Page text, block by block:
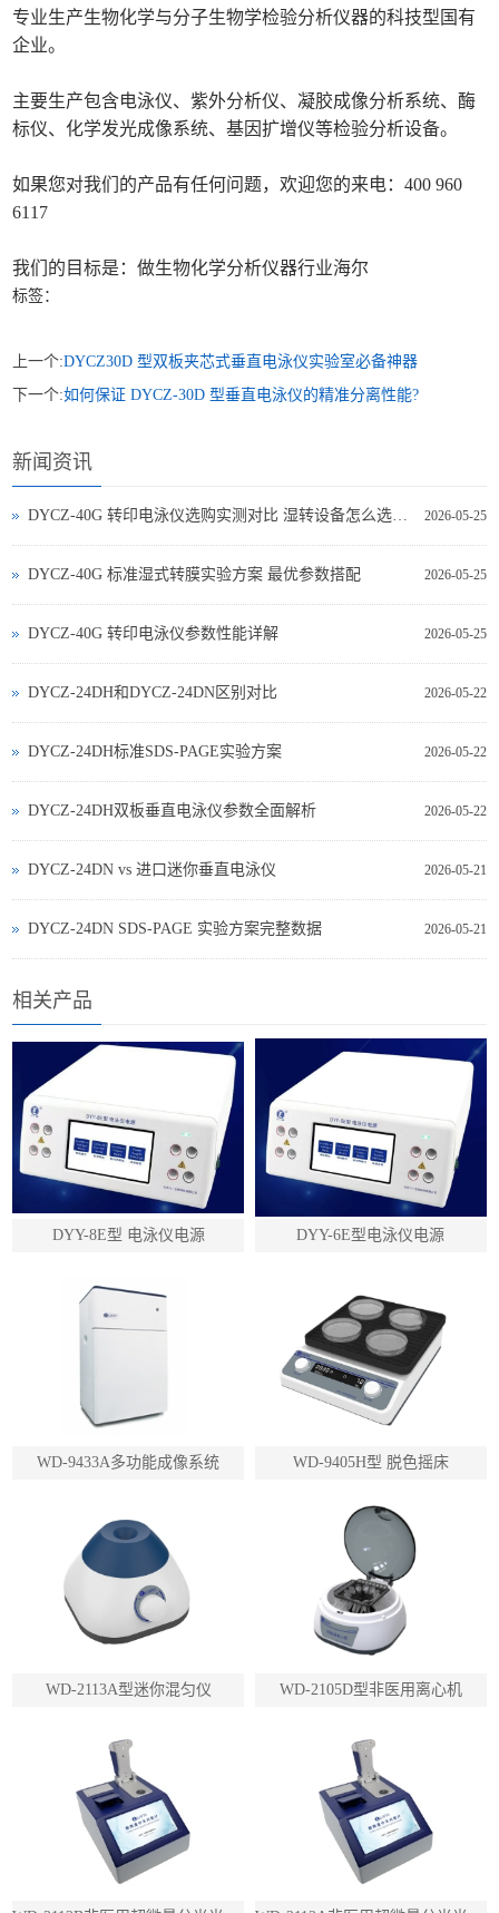
专业生产生物化学与分子生物学检验分析仪器的科技型国有
企业。
主要生产包含电泳仪、紫外分析仪、凝胶成像分析系统、酶
标仪、化学发光成像系统、基因扩增仪等检验分析设备。
如果您对我们的产品有任何问题，欢迎您的来电：400 960
6117
我们的目标是：做生物化学分析仪器行业海尔
标签：
上一个:DYCZ30D 型双板夹芯式垂直电泳仪实验室必备神器
下一个:如何保证 DYCZ-30D 型垂直电泳仪的精准分离性能?
新闻资讯
2026-05-25
DYCZ-40G 转印电泳仪选购实测对比 湿转设备怎么选不踩坑
2026-05-25
DYCZ-40G 标准湿式转膜实验方案 最优参数搭配
2026-05-25
DYCZ-40G 转印电泳仪参数性能详解
2026-05-22
DYCZ-24DH和DYCZ-24DN区别对比
2026-05-22
DYCZ-24DH标准SDS-PAGE实验方案
2026-05-22
DYCZ-24DH双板垂直电泳仪参数全面解析
2026-05-21
DYCZ‑24DN vs 进口迷你垂直电泳仪
2026-05-21
DYCZ‑24DN SDS‑PAGE 实验方案完整数据
相关产品
DYY-8E型 电泳仪电源 DYY-6E型电泳仪电源
WD-9433A多功能成像系统 WD-9405H型 脱色摇床
WD-2113A型迷你混匀仪 WD-2105D型非医用离心机